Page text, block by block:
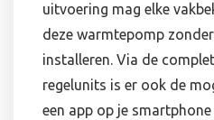
uitvoering mag elke
deze warmtepomp
installeren. Via de
regelunits is er ook de
een app op je